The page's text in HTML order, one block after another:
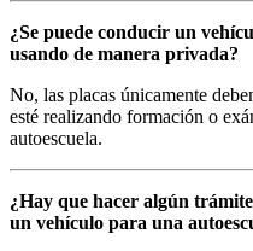
¿Se puede conducir un
usando de manera privada?
No, las placas únicamente
esté realizando formación o
autoescuela.
¿Hay que hacer algún
un vehículo para una